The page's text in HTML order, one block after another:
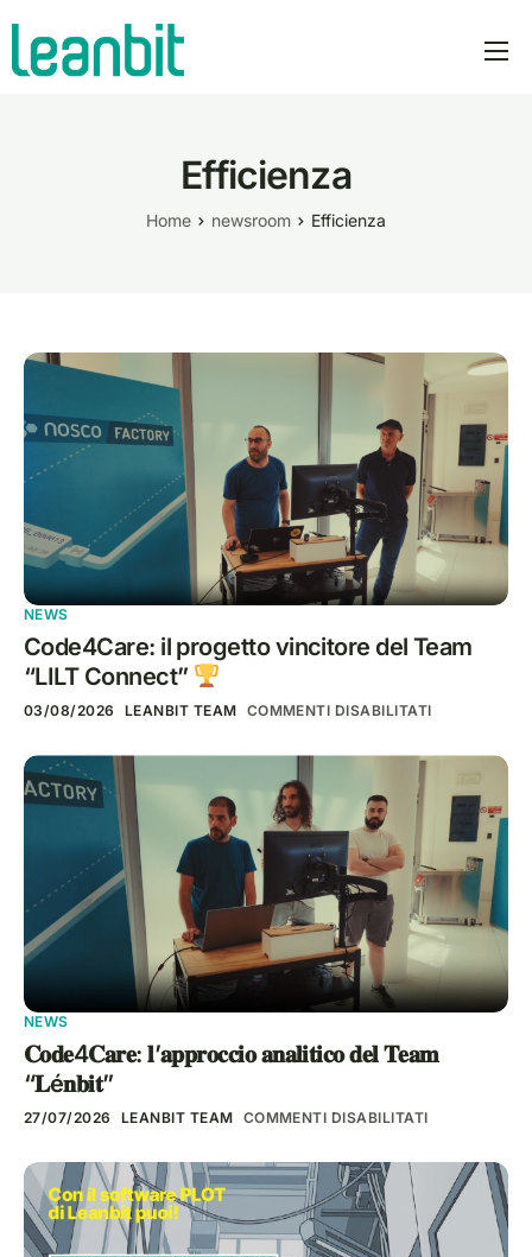
Efficienza
Home newsroom Efficienza
NEWS
Code4Care: il progetto vincitore del Team
“LILT Connect”
03/08/2026 LEANBIT TEAM COMMENTI DISABILITATI
NEWS
𝐂𝐨𝐝𝐞4𝐂𝐚𝐫𝐞: 𝐥’𝐚𝐩𝐩𝐫𝐨𝐜𝐜𝐢𝐨 𝐚𝐧𝐚𝐥𝐢𝐭𝐢𝐜𝐨 𝐝𝐞𝐥 𝐓𝐞𝐚𝐦
“𝐋é𝐧𝐛𝐢𝐭”
27/07/2026 LEANBIT TEAM COMMENTI DISABILITATI